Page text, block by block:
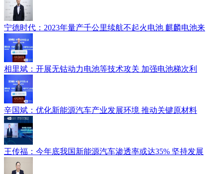
宁德时代：2023年量产千公里续航不起火电池 麒麟电池来
相里斌：开展无钴动力电池等技术攻关 加强电池梯次利
辛国斌：优化新能源汽车产业发展环境 推动关键原材料
王传福：今年底我国新能源汽车渗透率或达35% 坚持发展